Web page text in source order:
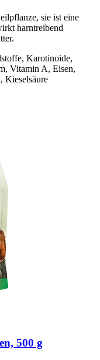
sie ist eine
harntreibend
Karotinoide,
Vitamin A, Eisen,
Kieselsäure
500 g